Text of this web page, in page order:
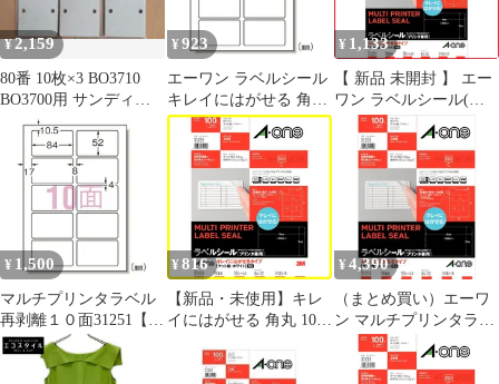
¥2,159
80番 10枚×3 BO3710
BO3700用 サンディン
グペーパー マキタ
¥ 923
エーワン ラベルシール
キレイにはがせる 角丸
A4 10面 10シート 31251
¥ 1,133
【 新品 未開封 】 エー
ワン ラベルシール(プ
リンタ兼用)四辺余白付
角丸 (A4･10面･10シー
ト) 31251 未使用 送料
¥ 1,500
マルチプリンタラベル
再剥離１０面31251【エ
ーワン】
¥ 816
【新品・未使用】キレ
イにはがせる 角丸 10面
エーワン 31251
¥ 4,390
（まとめ買い）エーワ
ン マルチプリンタラベ
ル再剥離10面 31251
【×5セット】